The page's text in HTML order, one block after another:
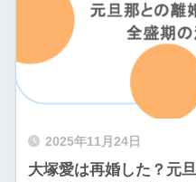
2025年11月24日
大塚愛は再婚した？元